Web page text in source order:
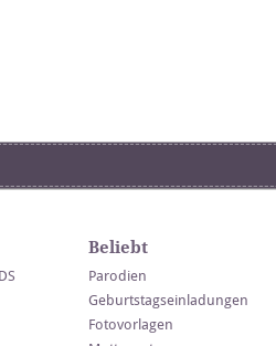
Beliebt
Parodien
Geburtstagseinladungen
Fotovorlagen